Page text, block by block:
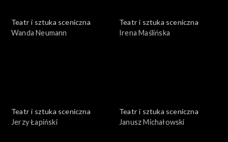
Teatr i sztuka sceniczna
Wanda Neumann
Teatr i sztuka sceniczna
Irena Maślińska
Teatr i sztuka sceniczna
Jerzy Łapiński
Teatr i sztuka sceniczna
Janusz Michałowski